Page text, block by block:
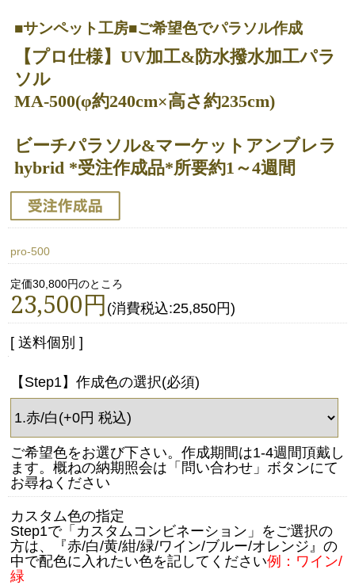
■サンペット工房■ご希望色でパラソル作成
【プロ仕様】UV加工&防水撥水加工パラ
ソル
MA-500(φ約240cm×高さ約235cm)
ビーチパラソル&マーケットアンブレラ
hybrid *受注作成品*所要約1～4週間
pro-500
定価30,800円のところ
23,500円 (消費税込:25,850円)
[ 送料個別 ]
【Step1】作成色の選択(必須)
ご希望色をお選び下さい。作成期間は1-4週間頂戴し
ます。概ねの納期照会は「問い合わせ」ボタンにて
お尋ねください
カスタム色の指定
Step1で「カスタムコンビネーション」をご選択の
方は、『赤/白/黄/紺/緑/ワイン/ブルー/オレンジ』の
中で配色に入れたい色を記してください例：ワイン/
緑